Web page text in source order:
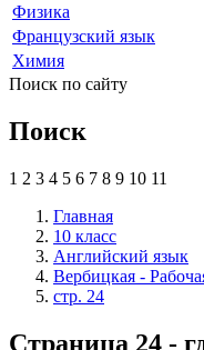
Физика
Французский язык
Химия
Поиск по сайту
Поиск
1 2 3 4 5 6 7 8 9 10 11
Главная
10 класс
Английский язык
Вербицкая -
стр. 24
Страница 24 -